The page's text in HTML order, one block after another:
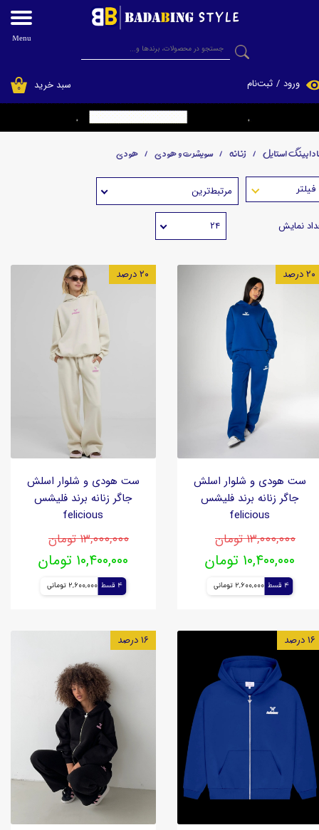
۰ سبد خرید ورود / ثبت‌نام
تغییر گذر واژه
سفارشات
خروج از حساب کاربری
Menu
استایل زنانه سویشرت و هودی هودی
مرتبط‌ترین
نمایش ۲۴
ست هودی و شلوار اسلش
جاگر زنانه برند فلیشس
felicious
۱۳,۰۰۰,۰۰۰ تومان
۱۰,۴۰۰,۰۰۰ تومان
4 قسط 2,600,000 تومانی
۲۰ درصد
ست هودی و شلوار اسلش
جاگر زنانه برند فلیشس
felicious
۱۳,۰۰۰,۰۰۰ تومان
۱۰,۴۰۰,۰۰۰ تومان
4 قسط 2,600,000 تومانی
۲۰ درصد
۱۶ درصد ۱۶ درصد
فروشگاه اینترنتی پوشاک بادابینگ استایل